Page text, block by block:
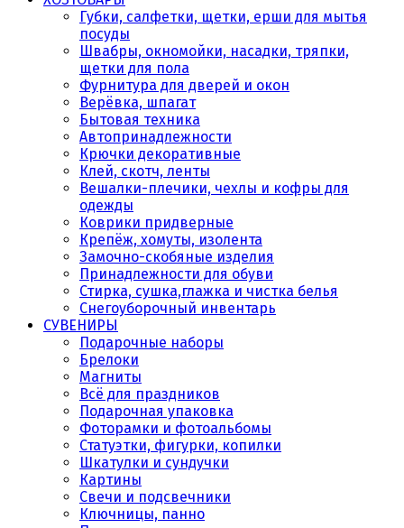
Губки, салфетки, щетки, ерши для мытья
посуды
Швабры, окномойки, насадки, тряпки,
щетки для пола
Фурнитура для дверей и окон
Верёвка, шпагат
Бытовая техника
Автопринадлежности
Крючки декоративные
Клей, скотч, ленты
Вешалки-плечики, чехлы и кофры для
одежды
Коврики придверные
Крепёж, хомуты, изолента
Замочно-скобяные изделия
Принадлежности для обуви
Стирка, сушка,глажка и чистка белья
Снегоуборочный инвентарь
СУВЕНИРЫ
Подарочные наборы
Брелоки
Магниты
Всё для праздников
Подарочная упаковка
Фоторамки и фотоальбомы
Статуэтки, фигурки, копилки
Шкатулки и сундучки
Картины
Свечи и подсвечники
Ключницы, панно